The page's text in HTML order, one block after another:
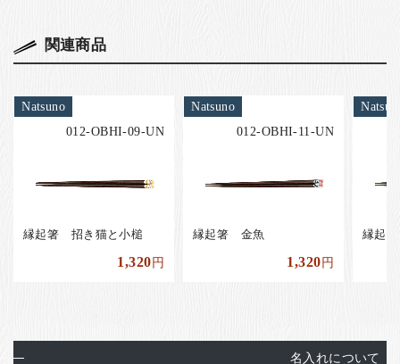
関連商品
Natsuno
012-OBHI-09-UN
縁起箸 招き猫と小槌
1,320円
Natsuno
012-OBHI-11-UN
縁起箸 金魚
1,320円
縁起
名入れについて